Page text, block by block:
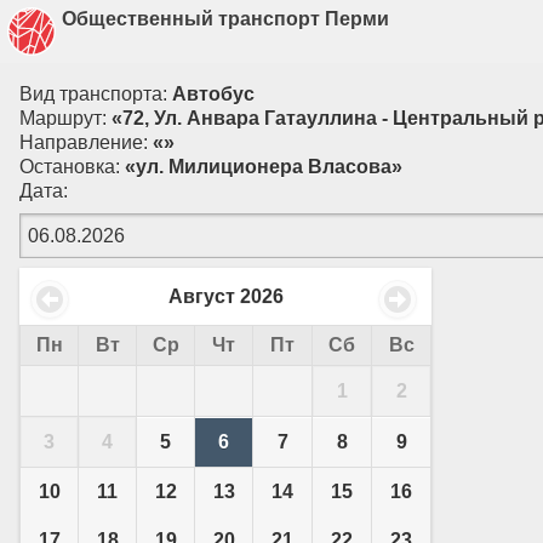
Общественный транспорт Перми
Вид транспорта: Автобус
Маршрут: «72, Ул. Анвара Гатауллина - Центральный
Направление: «»
Остановка: «ул. Милиционера Власова»
Дата:
Август 2026
Пн Вт Ср Чт Пт Сб Вс
1 2
3 4 5 6 7 8 9
10 11 12 13 14 15 16